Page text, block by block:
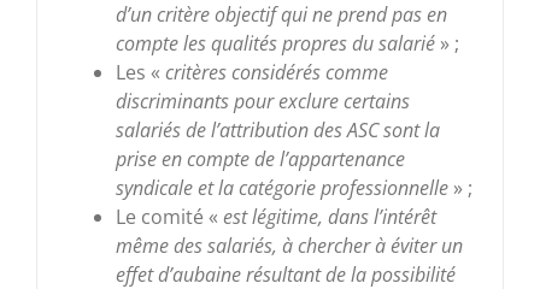
d’un critère objectif qui ne prend pas en
compte les qualités propres du salarié » ;
Les « critères considérés comme
discriminants pour exclure certains
salariés de l’attribution des ASC sont la
prise en compte de l’appartenance
syndicale et la catégorie professionnelle » ;
Le comité « est légitime, dans l’intérêt
même des salariés, à chercher à éviter un
effet d’aubaine résultant de la possibilité